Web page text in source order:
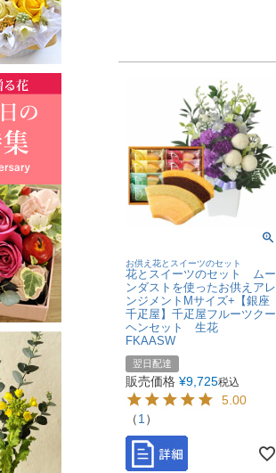
お供え花とスイーツのセット
花とスイーツのセット ムー
ンダストを使ったお供えアレ
ンジメントMサイズ+【銀座
千疋屋】千疋屋フルーツクー
ヘンセット 生花
FKAASW
翌日配達
販売価格 ¥9,725税込
5.00
（1 ）